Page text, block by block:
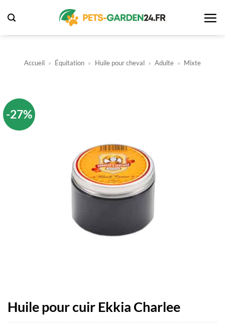
au
contenu
Accueil » Équitation » Huile pour cheval » Adulte » Mixte
-27%
Huile pour cuir Ekkia Charlee